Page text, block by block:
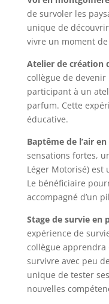
de survoler les
unique de
vivre un moment
Atelier de création
collègue de
participant à un
parfum. Cette
éducative.
Baptême de l’air en
sensations fortes,
Léger Motorisé) est
Le bénéficiaire
accompagné d’un
Stage de survie en
expérience de
collègue
survivre avec peu
unique de tester
nouvelles